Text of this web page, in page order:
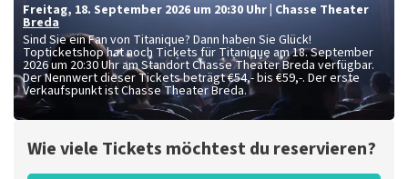
Freitag, 18. September 2026 um 20:30 Uhr Chasse Theater
Breda
Sind Sie ein Fan von Titanique? Dann haben Sie Glück!
Topticketshop hat noch Tickets für Titanique am 18. September
2026 um 20:30 Uhr am Standort Chasse Theater Breda verfügbar.
Der Nennwert dieser Tickets beträgt€54,- bis €59,-. Der erste
Verkaufspunkt ist Chasse Theater Breda.
Wie viele Tickets möchtest du reservieren?